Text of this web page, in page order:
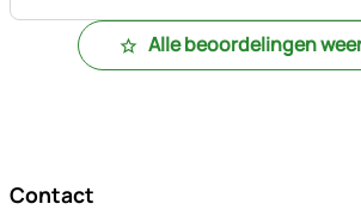
Alle beoordelingen
Contact